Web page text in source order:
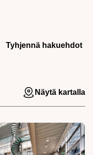
Tyhjennä hakuehdot
Näytä kartalla